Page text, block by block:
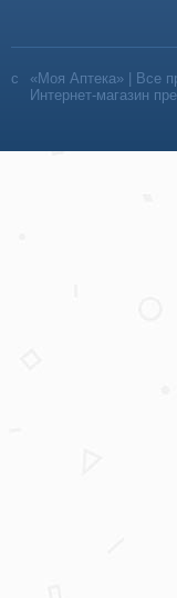
«Моя Аптека» | Все
Интернет-магазин